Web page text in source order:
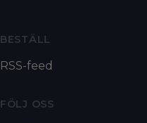
BESTÄLL
RSS-feed
FÖLJ OSS